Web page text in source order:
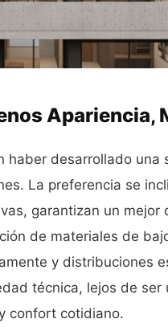
Apariencia,
haber desarrollado una
La preferencia se
garantizan un mejor
de materiales de
y distribuciones
técnica, lejos de ser
confort cotidiano.